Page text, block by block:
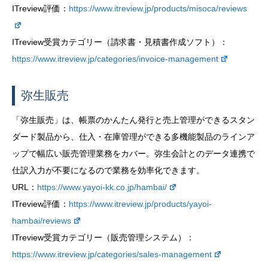
ITreview評価： https://www.itreview.jp/products/misoca/reviews
ITreview受賞カテゴリー（請求書・見積書作成ソフト）：
https://www.itreview.jp/categories/invoice-management
弥生販売
「弥生販売」は、帳票のかんたん発行と売上管理ができるスタン
ダード製品から、仕入・在庫管理ができる多機能製品のラインア
ップで幅広い販売管理業務をカバー。弥生会計とのデータ連携で
仕訳入力が不要になるので業務を効率化できます。
URL： https://www.yayoi-kk.co.jp/hambai/
ITreview評価： https://www.itreview.jp/products/yayoi-
hambai/reviews
ITreview受賞カテゴリー（販売管理システム）：
https://www.itreview.jp/categories/sales-management